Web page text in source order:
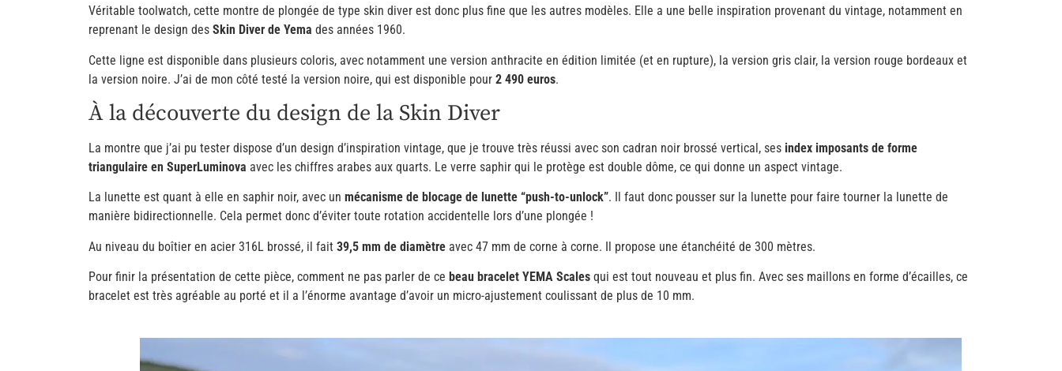
Véritable toolwatch, cette montre de plongée de type skin diver est donc plus fine que les autres modèles. Elle a une belle inspiration provenant du vintage, notamment en
reprenant le design des Skin Diver de Yema des années 1960.
Cette ligne est disponible dans plusieurs coloris, avec notamment une version anthracite en édition limitée (et en rupture), la version gris clair, la version rouge bordeaux et
la version noire. J’ai de mon côté testé la version noire, qui est disponible pour 2 490 euros.
À la découverte du design de la Skin Diver
La montre que j’ai pu tester dispose d’un design d’inspiration vintage, que je trouve très réussi avec son cadran noir brossé vertical, ses index imposants de forme
triangulaire en SuperLuminova avec les chiffres arabes aux quarts. Le verre saphir qui le protège est double dôme, ce qui donne un aspect vintage.
La lunette est quant à elle en saphir noir, avec un mécanisme de blocage de lunette “push-to-unlock”. Il faut donc pousser sur la lunette pour faire tourner la lunette de
manière bidirectionnelle. Cela permet donc d’éviter toute rotation accidentelle lors d’une plongée !
Au niveau du boîtier en acier 316L brossé, il fait 39,5 mm de diamètre avec 47 mm de corne à corne. Il propose une étanchéité de 300 mètres.
Pour finir la présentation de cette pièce, comment ne pas parler de ce beau bracelet YEMA Scales qui est tout nouveau et plus fin. Avec ses maillons en forme d’écailles, ce
bracelet est très agréable au porté et il a l’énorme avantage d’avoir un micro-ajustement coulissant de plus de 10 mm.